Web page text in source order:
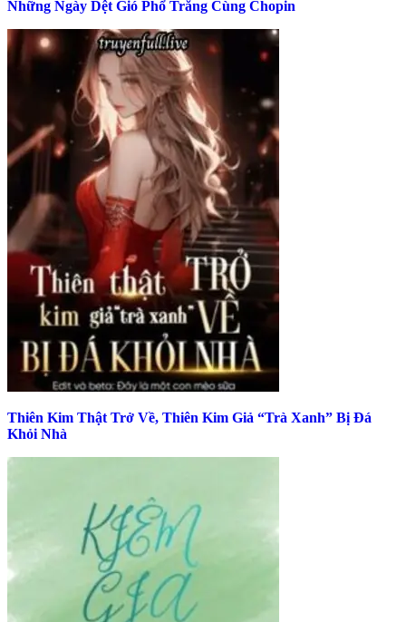
Những Ngày Dệt Gió Phổ Trăng Cùng Chopin
Thiên Kim Thật Trở Về, Thiên Kim Giả “Trà Xanh” Bị Đá
Khỏi Nhà